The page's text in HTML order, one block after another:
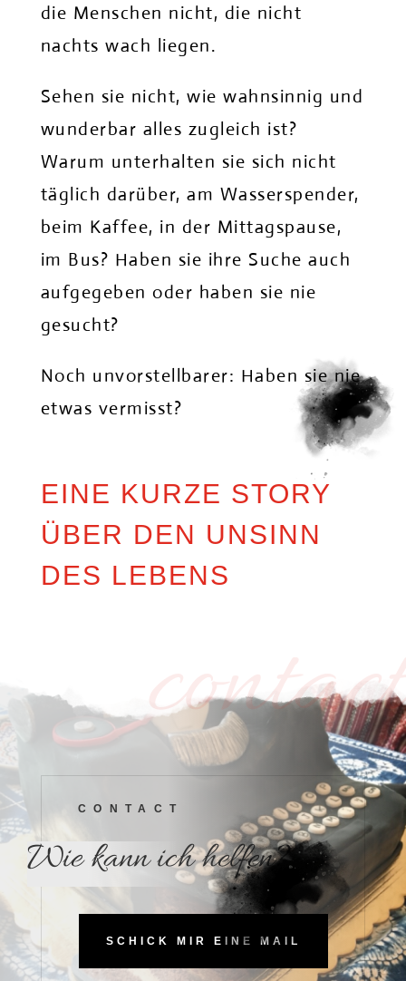
die Menschen nicht, die nicht
nachts wach liegen.
Sehen sie nicht, wie wahnsinnig und
wunderbar alles zugleich ist?
Warum unterhalten sie sich nicht
täglich darüber, am Wasserspender,
beim Kaffee, in der Mittagspause,
im Bus? Haben sie ihre Suche auch
aufgegeben oder haben sie nie
gesucht?
Noch unvorstellbarer: Haben sie nie
etwas vermisst?
EINE KURZE STORY
ÜBER DEN UNSINN
DES LEBENS
contact
CONTACT
Wie kann ich helfen?
SCHICK MIR EINE MAIL